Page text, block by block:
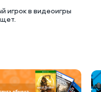
игрок в видеоигры